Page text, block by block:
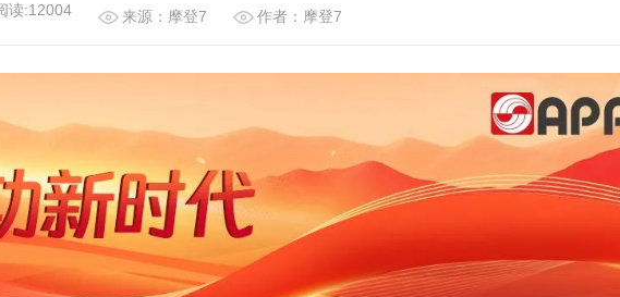
读:12004 来源：摩登7 作者：摩登7